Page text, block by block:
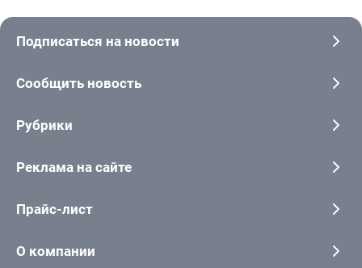
Подписаться на новости
Сообщить новость
Рубрики
Реклама на сайте
Прайс-лист
О компании